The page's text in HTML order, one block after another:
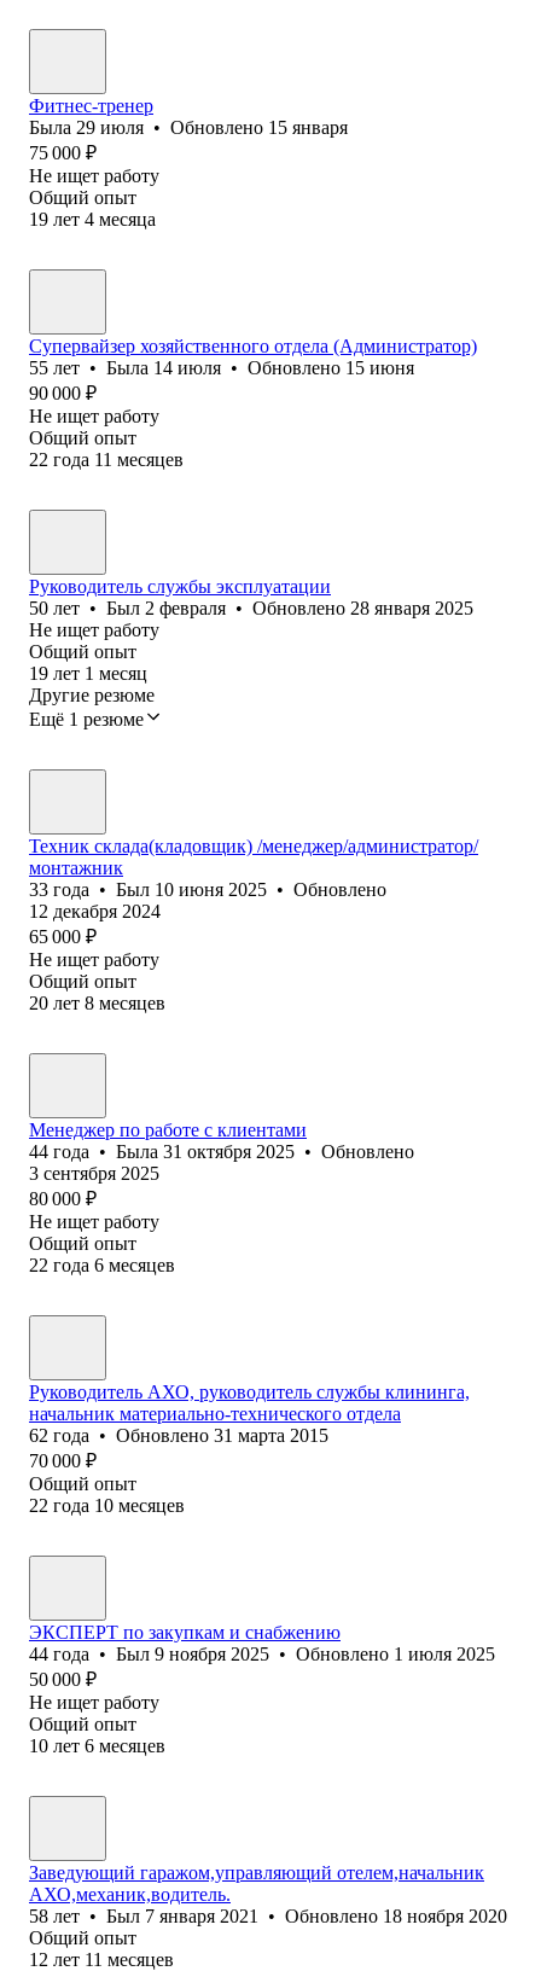
Фитнес-тренер
Была 29 июля • Обновлено 15 января
75 000 ₽
Не ищет работу
Общий опыт
19 лет 4 месяца
Супервайзер хозяйственного отдела (Администратор)
55 лет • Была 14 июля • Обновлено 15 июня
90 000 ₽
Не ищет работу
Общий опыт
22 года 11 месяцев
Руководитель службы эксплуатации
50 лет • Был 2 февраля • Обновлено 28 января 2025
Не ищет работу
Общий опыт
19 лет 1 месяц
Другие резюме
Ещё 1 резюме
Техник склада(кладовщик) /менеджер/администратор/
монтажник
33 года • Был 10 июня 2025 • Обновлено
12 декабря 2024
65 000 ₽
Не ищет работу
Общий опыт
20 лет 8 месяцев
Менеджер по работе с клиентами
44 года • Была 31 октября 2025 • Обновлено
3 сентября 2025
80 000 ₽
Не ищет работу
Общий опыт
22 года 6 месяцев
Руководитель АХО, руководитель службы клининга,
начальник материально-технического отдела
62 года • Обновлено 31 марта 2015
70 000 ₽
Общий опыт
22 года 10 месяцев
ЭКСПЕРТ по закупкам и снабжению
44 года • Был 9 ноября 2025 • Обновлено 1 июля 2025
50 000 ₽
Не ищет работу
Общий опыт
10 лет 6 месяцев
Заведующий гаражом,управляющий отелем,начальник
АХО,механик,водитель.
58 лет • Был 7 января 2021 • Обновлено 18 ноября 2020
Общий опыт
12 лет 11 месяцев